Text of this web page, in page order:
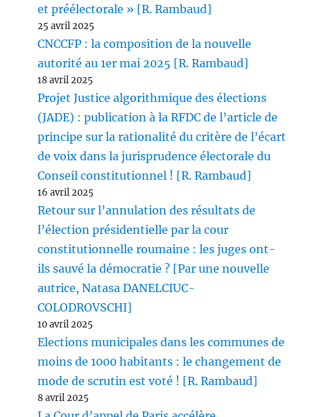
et préélectorale » [R. Rambaud]
25 avril 2025
CNCCFP : la composition de la nouvelle
autorité au 1er mai 2025 [R. Rambaud]
18 avril 2025
Projet Justice algorithmique des élections
(JADE) : publication à la RFDC de l’article de
principe sur la rationalité du critère de l’écart
de voix dans la jurisprudence électorale du
Conseil constitutionnel ! [R. Rambaud]
16 avril 2025
Retour sur l’annulation des résultats de
l’élection présidentielle par la cour
constitutionnelle roumaine : les juges ont-
ils sauvé la démocratie ? [Par une nouvelle
autrice, Natasa DANELCIUC-
COLODROVSCHI]
10 avril 2025
Elections municipales dans les communes de
moins de 1000 habitants : le changement de
mode de scrutin est voté ! [R. Rambaud]
8 avril 2025